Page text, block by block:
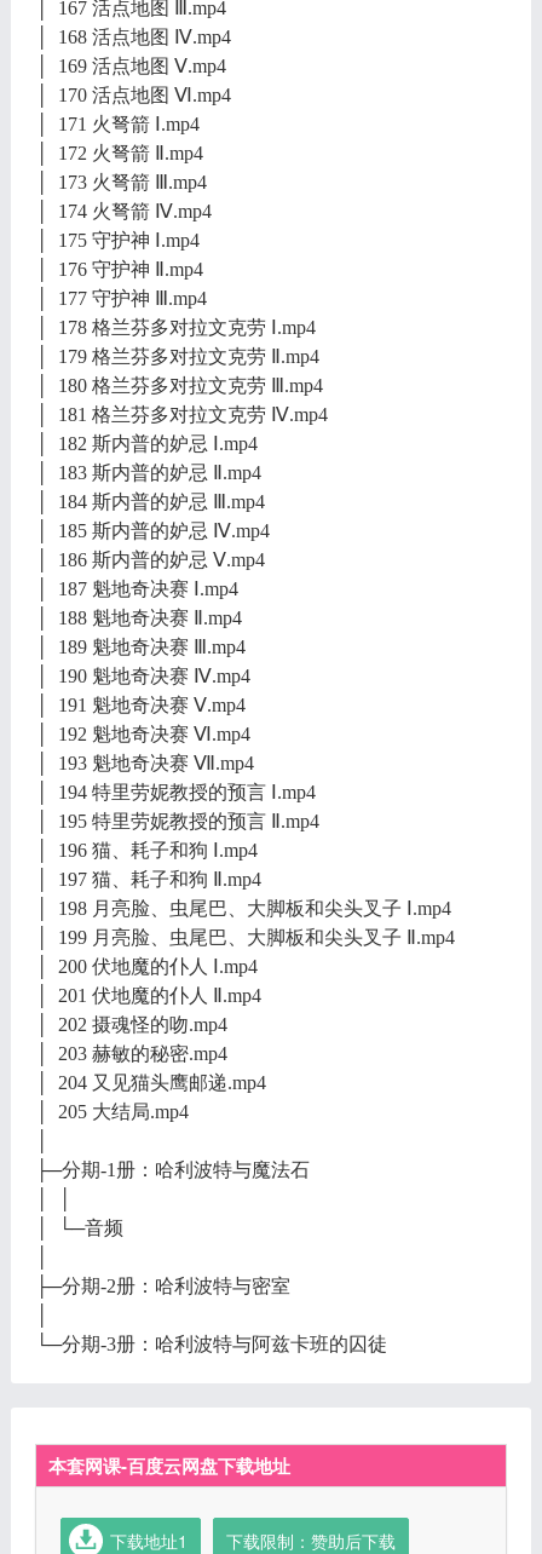
│ 167 活点地图 Ⅲ.mp4
│ 168 活点地图 Ⅳ.mp4
│ 169 活点地图 Ⅴ.mp4
│ 170 活点地图 Ⅵ.mp4
│ 171 火弩箭 Ⅰ.mp4
│ 172 火弩箭 Ⅱ.mp4
│ 173 火弩箭 Ⅲ.mp4
│ 174 火弩箭 Ⅳ.mp4
│ 175 守护神 Ⅰ.mp4
│ 176 守护神 Ⅱ.mp4
│ 177 守护神 Ⅲ.mp4
│ 178 格兰芬多对拉文克劳 Ⅰ.mp4
│ 179 格兰芬多对拉文克劳 Ⅱ.mp4
│ 180 格兰芬多对拉文克劳 Ⅲ.mp4
│ 181 格兰芬多对拉文克劳 Ⅳ.mp4
│ 182 斯内普的妒忌 Ⅰ.mp4
│ 183 斯内普的妒忌 Ⅱ.mp4
│ 184 斯内普的妒忌 Ⅲ.mp4
│ 185 斯内普的妒忌 Ⅳ.mp4
│ 186 斯内普的妒忌 Ⅴ.mp4
│ 187 魁地奇决赛 Ⅰ.mp4
│ 188 魁地奇决赛 Ⅱ.mp4
│ 189 魁地奇决赛 Ⅲ.mp4
│ 190 魁地奇决赛 Ⅳ.mp4
│ 191 魁地奇决赛 Ⅴ.mp4
│ 192 魁地奇决赛 Ⅵ.mp4
│ 193 魁地奇决赛 Ⅶ.mp4
│ 194 特里劳妮教授的预言 Ⅰ.mp4
│ 195 特里劳妮教授的预言 Ⅱ.mp4
│ 196 猫、耗子和狗 Ⅰ.mp4
│ 197 猫、耗子和狗 Ⅱ.mp4
│ 198 月亮脸、虫尾巴、大脚板和尖头叉子 Ⅰ.mp4
│ 199 月亮脸、虫尾巴、大脚板和尖头叉子 Ⅱ.mp4
│ 200 伏地魔的仆人 Ⅰ.mp4
│ 201 伏地魔的仆人 Ⅱ.mp4
│ 202 摄魂怪的吻.mp4
│ 203 赫敏的秘密.mp4
│ 204 又见猫头鹰邮递.mp4
│ 205 大结局.mp4
├─分期-1册：哈利波特与魔法石
│ └─音频
├─分期-2册：哈利波特与密室
└─分期-3册：哈利波特与阿兹卡班的囚徒
本套网课-百度云网盘下载地址
下载地址1 下载限制：赞助后下载